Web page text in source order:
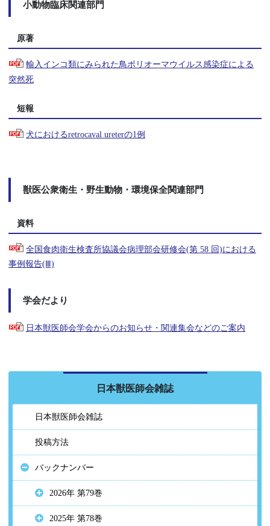
小動物臨床関連部門
原著
輸入インコ類にみられた鳥ポリオーマウイルス感染症による
突然死
短報
犬におけるretrocaval ureterの1例
獣医公衆衛生・野生動物・環境保全関連部門
資料
全国食肉衛生検査所協議会病理部会研修会(第 58 回)における
事例報告(Ⅲ)
学会だより
日本獣医師会学会からのお知らせ・関連集会などのご案内
日本獣医師会雑誌
日本獣医師会雑誌
投稿方法
バックナンバー
2026年 第79巻
2025年 第78巻